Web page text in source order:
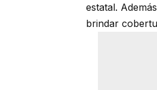
estatal.
brindar